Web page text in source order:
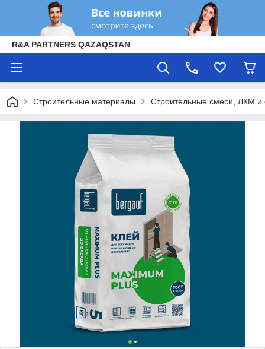
R&A PARTNERS QAZAQSTAN
Строительные материалы Строительные смеси, ЛКМ и